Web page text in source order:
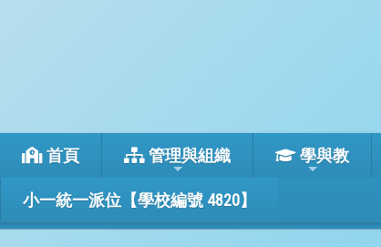
首頁 管理與組織 學與教
小一統一派位【學校編號 4820】